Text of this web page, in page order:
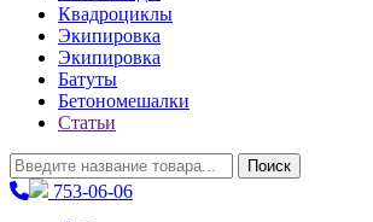
Квадроциклы
Экипировка
Экипировка
Батуты
Бетономешалки
Статьи
Поиск
753-06-06